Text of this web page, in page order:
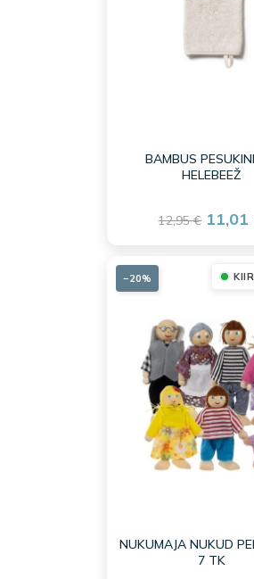
BAMBUS
HELEBEEŽ
12,95 € 11,01
NUKUMAJA NUKUD
7 TK
−20%